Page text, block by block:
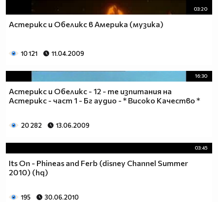
03:20
Астерикс и Обеликс в Америка (музика)
10 121 11.04.2009
16:30
Астерикс и Обеликс - 12 - те изпитания на
Астерикс - част 1 - Бг аудио - * Високо Качество *
20 282 13.06.2009
03:45
Its On - Phineas and Ferb (disney Channel Summer
2010) (hq)
195 30.06.2010